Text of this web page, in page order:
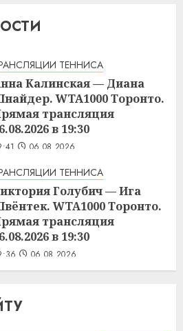
ТЕННИСА
Калинская — Диана
WTA1000 Торонто.
трансляция
в 19:30
06.08.2026
ТЕННИСА
Голубич — Ига
WTA1000 Торонто.
трансляция
в 19:30
06.08.2026